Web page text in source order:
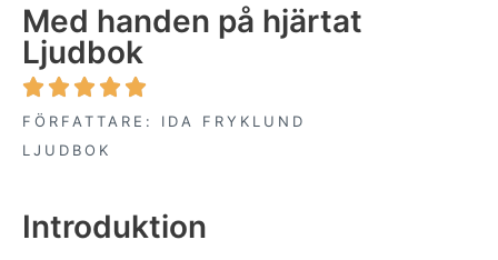
Med handen på hjärtat
Ljudbok
    
FÖRFATTARE: IDA FRYKLUND
LJUDBOK
Introduktion